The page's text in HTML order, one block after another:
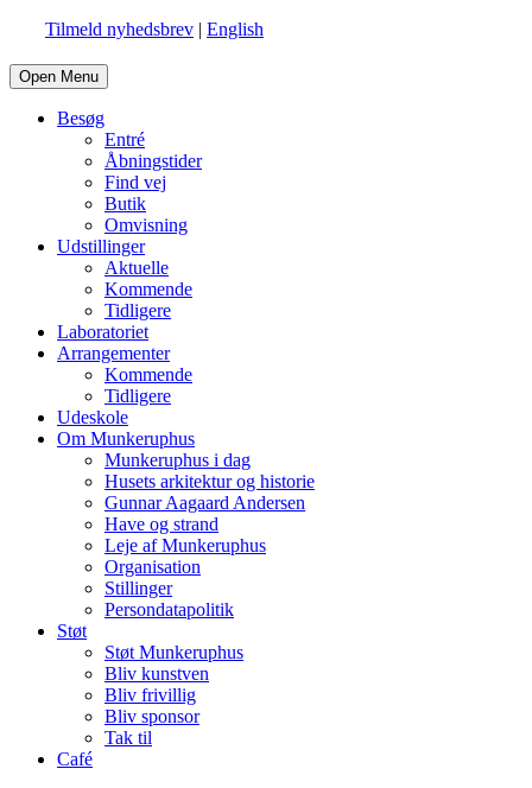
Tilmeld nyhedsbrev | English
Open Menu
Besøg
Entré
Åbningstider
Find vej
Butik
Omvisning
Udstillinger
Aktuelle
Kommende
Tidligere
Laboratoriet
Arrangementer
Kommende
Tidligere
Udeskole
Om Munkeruphus
Munkeruphus i dag
Husets arkitektur og historie
Gunnar Aagaard Andersen
Have og strand
Leje af Munkeruphus
Organisation
Stillinger
Persondatapolitik
Støt
Støt Munkeruphus
Bliv kunstven
Bliv frivillig
Bliv sponsor
Tak til
Café